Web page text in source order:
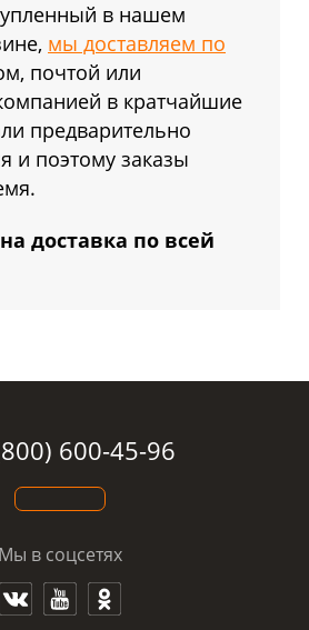
в нашем
мы доставляем по
почтой или
в кратчайшие
предварительно
и поэтому заказы
доставка по всей
600-45-96
Мы в соцсетях